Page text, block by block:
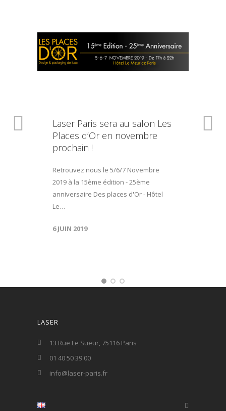
Laser Paris sera au salon Les
Places d’Or en novembre
prochain !
Retrouvez nous le 5/6/7 Novembre
2019 à la 15ème édition - 25ème
anniversaire Des places d'Or - Hôtel
Le…
6 JUIN 2019
LASER
13 Rue Le Sueur, 75116 Paris
01 40 50 39 00
info@laser-paris.fr